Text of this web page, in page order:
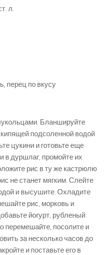
л.
перец по вкусу
Блан­шируйте
подсоленной водой
цукини и готовьте еще
в дуршлаг, промойте их
рис в ту же кастрю­лю
не станет мягким. Слейте
и высушите. Охладите
рис, морковь и
йогурт, рубленый
перемешайте, посолите и
за не­сколько часов до
и поставьте его в